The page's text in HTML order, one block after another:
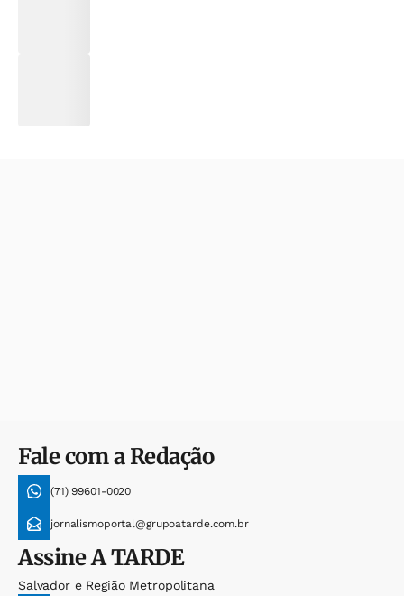
Fale com a Redação
(71) 99601-0020
jornalismoportal@grupoatarde.com.br
AssineA TARDE
Salvador e Região Metropolitana